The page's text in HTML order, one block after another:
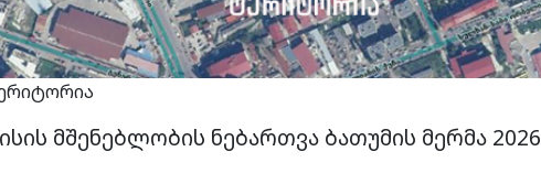
მშენებლობის ნებართვა ბათუმის მერმა 2026